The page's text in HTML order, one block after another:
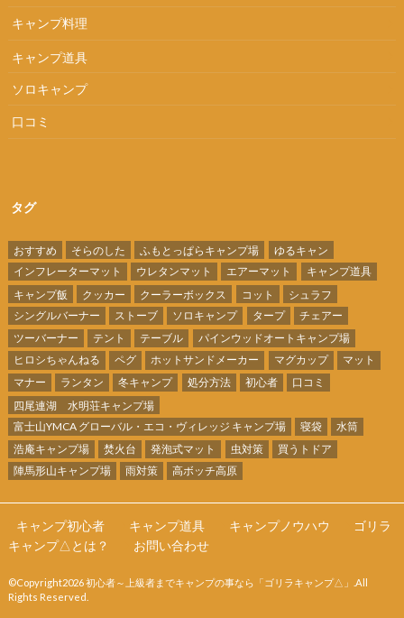
キャンプ料理
キャンプ道具
ソロキャンプ
口コミ
タグ
おすすめ そらのした ふもとっぱらキャンプ場
ゆるキャン
インフレーターマット
ウレタンマット エアーマット
キャンプ道具
キャンプ飯
クッカー クーラーボックス コット
シュラフ
シングルバーナー
ストーブ ソロキャンプ タープ
チェアー
ツーバーナー
テント テーブル
パインウッドオートキャンプ場
ヒロシちゃんねる
ペグ ホットサンドメーカー マグカップ
マット
マナー
ランタン 冬キャンプ 処分方法 初心者
口コミ
四尾連湖 水明荘キャンプ場
富士山YMCA グローバル・エコ・ヴィレッジ キャンプ場
寝袋
水筒
浩庵キャンプ場
焚火台 発泡式マット 虫対策
買うトドア
陣馬形山キャンプ場
雨対策 高ボッチ高原
キャンプ初心者 キャンプ道具 キャンプノウハウ
ゴリラ
キャンプ△とは？
お問い合わせ
©Copyright2026初心者～上級者までキャンプの事なら「ゴリラキャンプ△」
.All
Rights Reserved.